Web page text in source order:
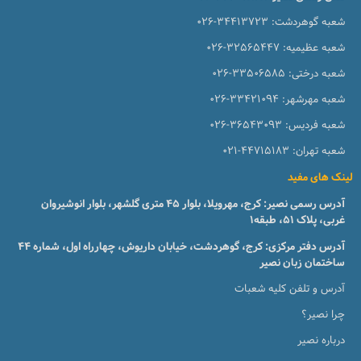
شعبه گوهردشت: 026-34413723
شعبه عظیمیه: 026-32565447
شعبه درختی: 026-33506585
شعبه مهرشهر: 026-33421094
شعبه فردیس: 026-36543093
شعبه تهران: 021-44715183
لینک های مفید
آدرس رسمی نصیر: کرج، مهرویلا، بلوار 45 متری گلشهر، بلوار انوشیروان
غربی، پلاک 51، طبقه1
آدرس دفتر مرکزی: کرج، گوهردشت، خیابان داریوش، چهارراه اول، شماره ۴۴
ساختمان زبان نصیر
آدرس و تلفن کلیه شعبات
چرا نصیر؟
درباره نصیر